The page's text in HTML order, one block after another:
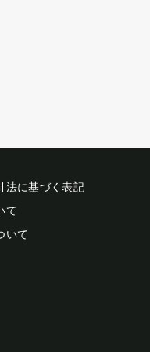
法に基づく表記
て
いて